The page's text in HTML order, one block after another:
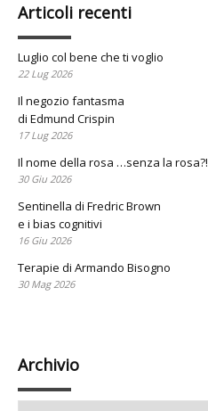
Articoli recenti
Luglio col bene che ti voglio
22 Lug 2026
Il negozio fantasma
di Edmund Crispin
17 Lug 2026
Il nome della rosa …senza la rosa?!
30 Giu 2026
Sentinella di Fredric Brown
e i bias cognitivi
16 Giu 2026
Terapie di Armando Bisogno
30 Mag 2026
Archivio